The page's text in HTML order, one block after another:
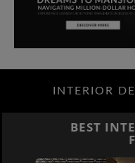
INTERIOR
BEST